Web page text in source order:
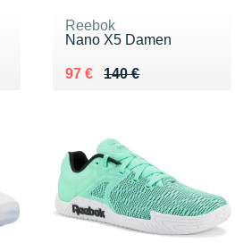
Reebok
Nano X5 Damen
140 €
Au lieu de 140 €
97 €
Vendu 97 €